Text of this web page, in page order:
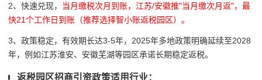
2、 快速兑现， 当月缴税次月到账， 江苏/安徽推"当月缴次月返"，最
快21个工作日到账（推荐选择智小账返税园区）。
3、政策稳定，有效期长达3-5年，2025年多地政策明确延续至2028
年，例如江苏淮安、安徽芜湖等园区承诺长期稳定返税。
返税园区招商引资政策适用行业：